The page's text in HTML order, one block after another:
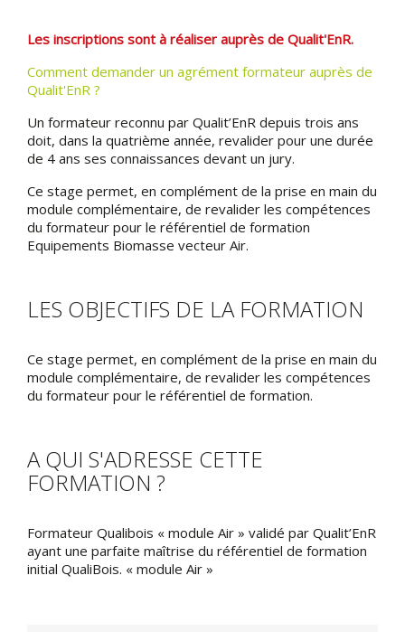
Les inscriptions sont à réaliser auprès de Qualit'EnR.
Comment demander un agrément formateur auprès de
Qualit'EnR ?
Un formateur reconnu par Qualit’EnR depuis trois ans
doit, dans la quatrième année, revalider pour une durée
de 4 ans ses connaissances devant un jury.
Ce stage permet, en complément de la prise en main du
module complémentaire, de revalider les compétences
du formateur pour le référentiel de formation
Equipements Biomasse vecteur Air.
LES OBJECTIFS DE LA FORMATION
Ce stage permet, en complément de la prise en main du
module complémentaire, de revalider les compétences
du formateur pour le référentiel de formation.
A QUI S'ADRESSE CETTE
FORMATION ?
Formateur Qualibois « module Air » validé par Qualit’EnR
ayant une parfaite maîtrise du référentiel de formation
initial QualiBois. « module Air »